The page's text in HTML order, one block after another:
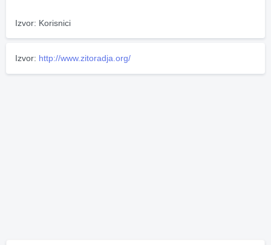
Izvor: Korisnici
Izvor: http://www.zitoradja.org/